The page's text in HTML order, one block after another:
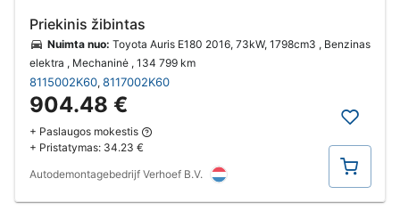
Priekinis žibintas
Nuimta nuo: Toyota Auris E180 2016, 73kW, 1798cm3 , Benzinas
elektra , Mechaninė , 134 799 km
8115002K60, 8117002K60
904.48 €
+ Paslaugos mokestis
+ Pristatymas: 34.23 €
Autodemontagebedrijf Verhoef B.V.
Pirkti